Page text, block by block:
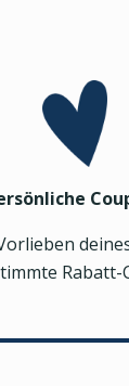
Rabatt-